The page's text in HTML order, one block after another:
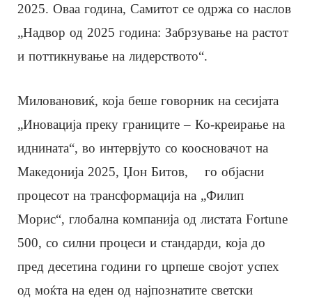
2025. Оваа година, Самитот се одржа со наслов
„Надвор од 2025 година: Забрзување на растот
и поттикнување на лидерството“.
Миловановиќ, која беше говорник на сесијата
„Иновација преку границите – Ко-креирање на
иднината“, во интервјуто со коосновачот на
Македонија 2025, Џон Битов, го објасни
процесот на трансформација на „Филип
Морис“, глобална компанија од листата Fortune
500, со силни процеси и стандарди, која до
пред десетина години го црпеше својот успех
од моќта на еден од најпознатите светски